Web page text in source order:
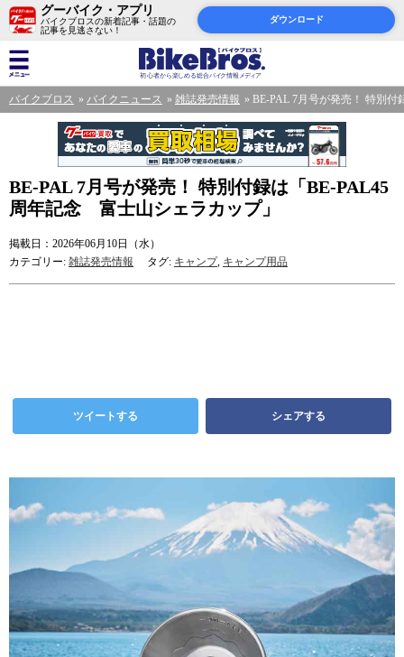
グーバイク・アプリ
バイクブロスの新着記事・話題の
記事を見逃さない！
ダウンロード
バイクブロス バイクニュース 雑誌発売情報 BE-PAL 7月号が発売！ 特別
BE-PAL 7月号が発売！ 特別付録は「BE-PAL45
周年記念 富士山シェラカップ」
掲載日：2026年06月10日（水）
カテゴリー: 雑誌発売情報 タグ: キャンプ, キャンプ用品
ツイートする シェアする